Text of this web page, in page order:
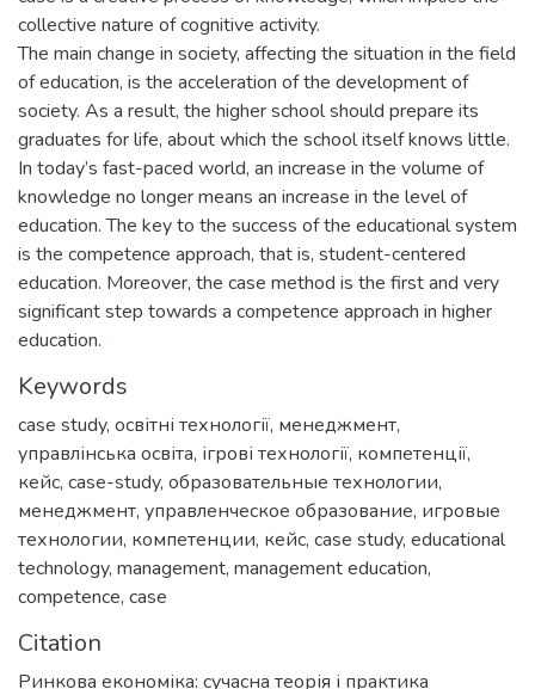
collective nature of cognitive activity.
The main change in society, affecting the situation in the field
of education, is the acceleration of the development of
society. As a result, the higher school should prepare its
graduates for life, about which the school itself knows little.
In today’s fast-paced world, an increase in the volume of
knowledge no longer means an increase in the level of
education. The key to the success of the educational system
is the competence approach, that is, student-centered
education. Moreover, the case method is the first and very
significant step towards a competence approach in higher
education.
Keywords
case study, освітні технології, менеджмент,
управлінська освіта, ігрові технології, компетенції,
кейс, case-study, образовательные технологии,
менеджмент, управленческое образование, игровые
технологии, компетенции, кейс, case study, educational
technology, management, management education,
competence, case
Citation
Ринкова економіка: сучасна теорія і практика